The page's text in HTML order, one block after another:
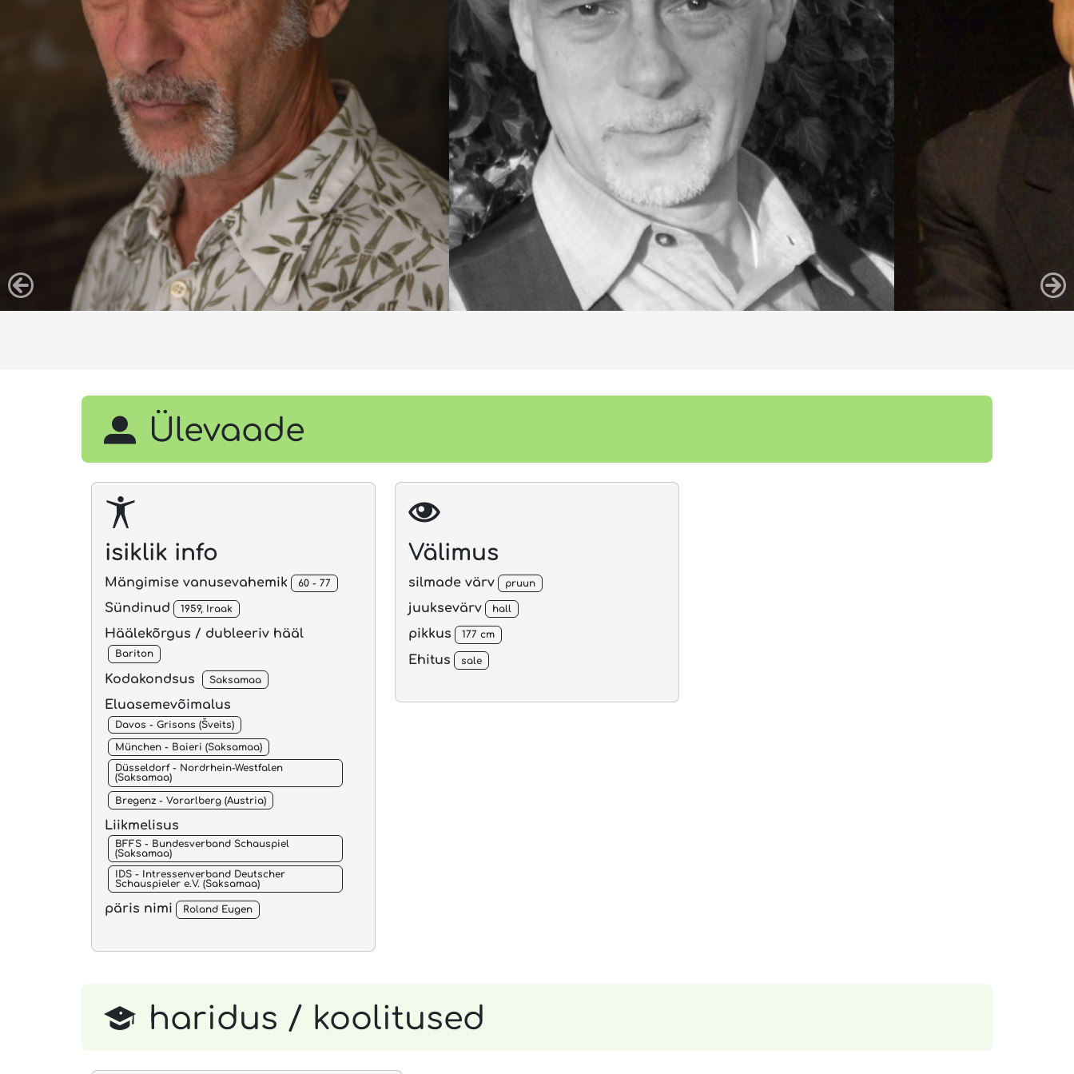
Ülevaade
isiklik info
Mängimise vanusevahemik 60 - 77
Sündinud 1959, Iraak
Häälekõrgus / dubleeriv hääl
Bariton
Kodakondsus Saksamaa
Eluasemevõimalus
Davos - Grisons (Šveits)
München - Baieri (Saksamaa)
Düsseldorf - Nordrhein-Westfalen
(Saksamaa)
Bregenz - Vorarlberg (Austria)
Liikmelisus
BFFS - Bundesverband Schauspiel
(Saksamaa)
IDS - Intressenverband Deutscher
Schauspieler e.V. (Saksamaa)
päris nimi Roland Eugen
Välimus
silmade värv pruun
juuksevärv hall
pikkus 177 cm
Ehitus sale
haridus / koolitused